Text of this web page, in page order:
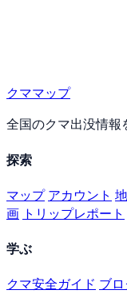
クママップ
全国のクマ出没情報
探索
マップ アカウント
画 トリップレポート
学ぶ
クマ安全ガイド ブ